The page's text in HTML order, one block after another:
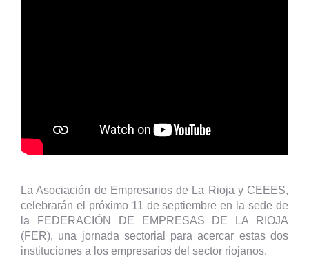
La Asociación de Empresarios de La Rioja y CEEES,
celebrarán el próximo 11 de septiembre en la sede de
la FEDERACIÓN DE EMPRESAS DE LA RIOJA
(FER), una jornada sectorial para acercar estas dos
instituciones a los empresarios del sector riojanos.